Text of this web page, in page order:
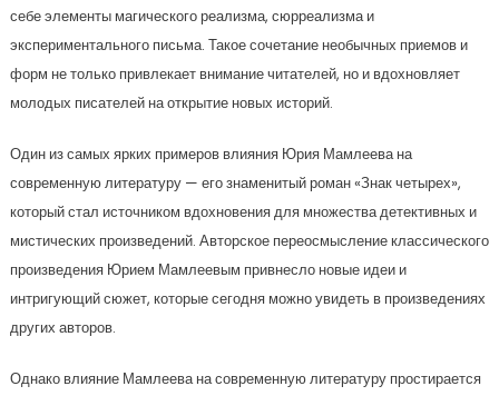
себе элементы магического реализма, сюрреализма и
экспериментального письма. Такое сочетание необычных приемов и
форм не только привлекает внимание читателей, но и вдохновляет
молодых писателей на открытие новых историй.
Один из самых ярких примеров влияния Юрия Мамлеева на
современную литературу — его знаменитый роман «Знак четырех»,
который стал источником вдохновения для множества детективных и
мистических произведений. Авторское переосмысление классического
произведения Юрием Мамлеевым привнесло новые идеи и
интригующий сюжет, которые сегодня можно увидеть в произведениях
других авторов.
Однако влияние Мамлеева на современную литературу простирается